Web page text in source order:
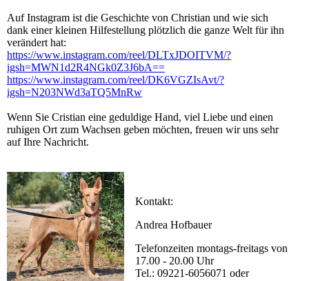
Auf Instagram ist die Geschichte von Christian und wie sich
dank einer kleinen Hilfestellung plötzlich die ganze Welt für ihn
verändert hat:
https://www.instagram.com/reel/DLTxJDOITVM/?
igsh=MWN1d2R4NGk0Z3J6bA==
https://www.instagram.com/reel/DK6VGZIsAvt/?
igsh=N203NWd3aTQ5MnRw
Wenn Sie Cristian eine geduldige Hand, viel Liebe und einen
ruhigen Ort zum Wachsen geben möchten, freuen wir uns sehr
auf Ihre Nachricht.
Kontakt:
Andrea Hofbauer
Telefonzeiten montags-freitags von
17.00 - 20.00 Uhr
Tel.: 09221-6056071 oder